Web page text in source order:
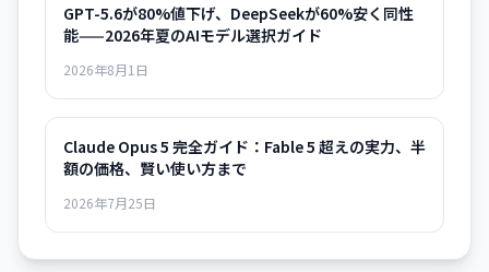
GPT-5.6が80%値下げ、DeepSeekが60%安く同性
能——2026年夏のAIモデル選択ガイド
2026年8月1日
Claude Opus 5 完全ガイド：Fable 5 超えの実力、半
額の価格、賢い使い方まで
2026年7月25日